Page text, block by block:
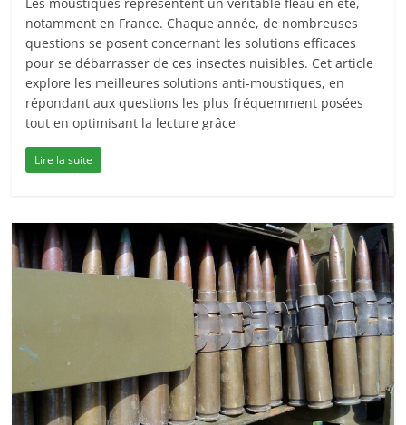
notamment en France. Chaque année, de nombreuses
questions se posent concernant les solutions efficaces
pour se débarrasser de ces insectes nuisibles. Cet article
explore les meilleures solutions anti-moustiques, en
répondant aux questions les plus fréquemment posées
tout en optimisant la lecture grâce
Lire la suite